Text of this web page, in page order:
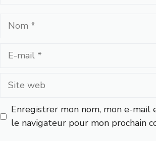
Nom
Site
Enregistrer mon nom, mon e-mail
le navigateur pour mon prochain